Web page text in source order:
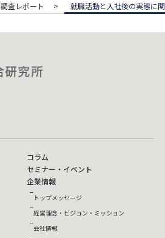
調査レポート 就職活動と入社後の実態に
コラム
セミナー・イベント
企業情報
トップメッセージ
経営理念・ビジョン・ミッション
会社情報